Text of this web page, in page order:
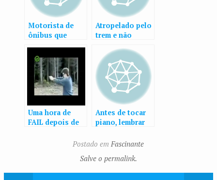
Motorista de
ônibus que
não precisa
fazer isto
Atropelado pelo
trem e não
Uma hora de
FAIL depois de
Antes de tocar
piano, lembrar
Postado emFascinante
Salve o permalink.